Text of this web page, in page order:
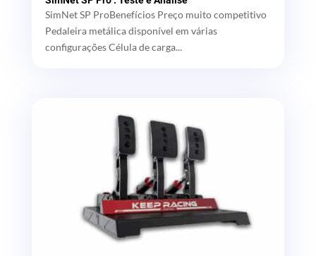
SimNet SP ProBenefícios Preço muito competitivo
Pedaleira metálica disponível em várias
configurações Célula de carga...